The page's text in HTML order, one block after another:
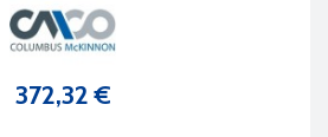
Prix
372,32 €